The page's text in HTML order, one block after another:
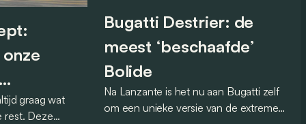
graag wat
rest. Deze
Bugatti Destrier: de
meest ‘beschaafde’
Bolide
Na Lanzante is het nu aan Bugatti zelf
om een unieke versie van de extreme